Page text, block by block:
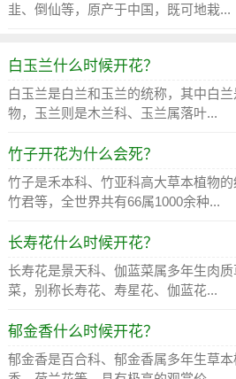
韭、倒仙等，原产于中国，既可地栽...
白玉兰什么时候开花？
白玉兰是白兰和玉兰的统称，其中白
物，玉兰则是木兰科、玉兰属落叶...
竹子开花为什么会死？
竹子是禾本科、竹亚科高大草本植物的
竹君等，全世界共有66属1000余种...
长寿花什么时候开花？
长寿花是景天科、伽蓝菜属多年生肉
菜，别称长寿花、寿星花、伽蓝花...
郁金香什么时候开花？
郁金香是百合科、郁金香属多年生草